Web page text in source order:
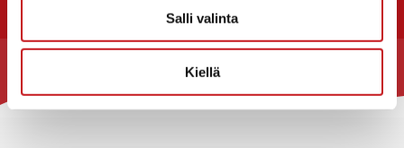
Salli valinta
Kiellä